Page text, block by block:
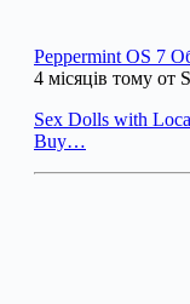
Peppermint OS 7
4 місяців тому от
Sex Dolls with
Buy…